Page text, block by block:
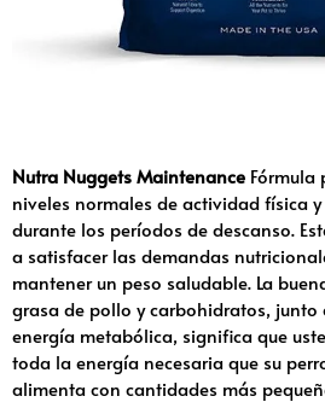
Nutra Nuggets Maintenance Fórmula
niveles normales de actividad física
durante los períodos de descanso.
a satisfacer las demandas
mantener un peso saludable. La
grasa de pollo y carbohidratos,
energía metabólica, significa que
toda la energía necesaria que su
alimenta con cantidades más